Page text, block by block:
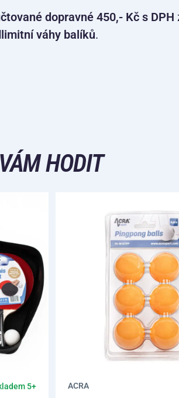
dopravné 450,- Kč s DPH
váhy balíků.
HODIT
5+ ACRA